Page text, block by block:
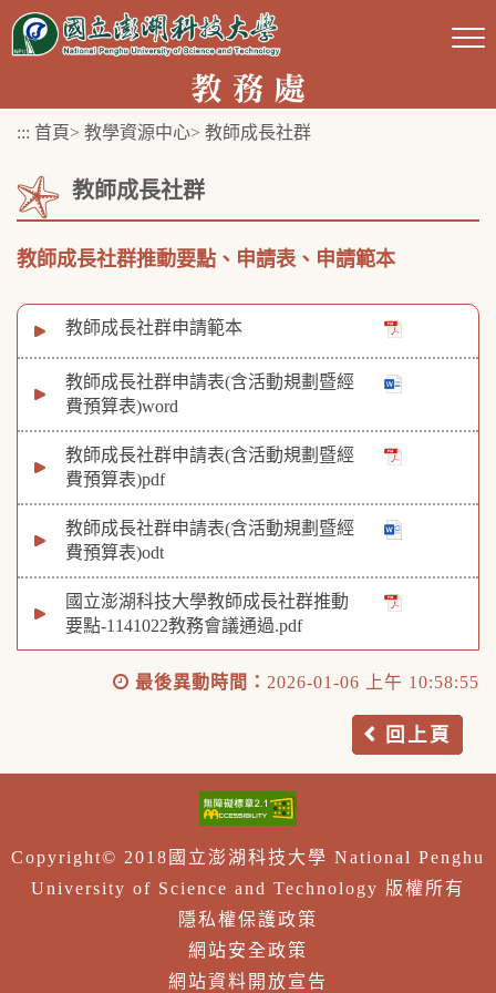
跳
::: 首頁> 教學資源中心> 教師成長社群
教師成長社群
教師成長社群推動要點、申請表、申請範本
教師成長社群申請範本
教師成長社群申請表(含活動規劃暨經
費預算表)word
教師成長社群申請表(含活動規劃暨經
費預算表)pdf
教師成長社群申請表(含活動規劃暨經
費預算表)odt
國立澎湖科技大學教師成長社群推動
要點-1141022教務會議通過.pdf
最後異動時間： 2026-01-06 上午 10:58:55
回上頁
Copyright© 2018國立澎湖科技大學 National Penghu
University of Science and Technology 版權所有
隱私權保護政策
網站安全政策
網站資料開放宣告